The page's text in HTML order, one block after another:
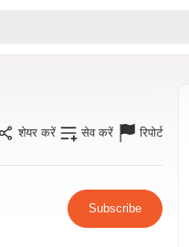
शेयर करें सेव करें रिपोर्ट
Subscribe